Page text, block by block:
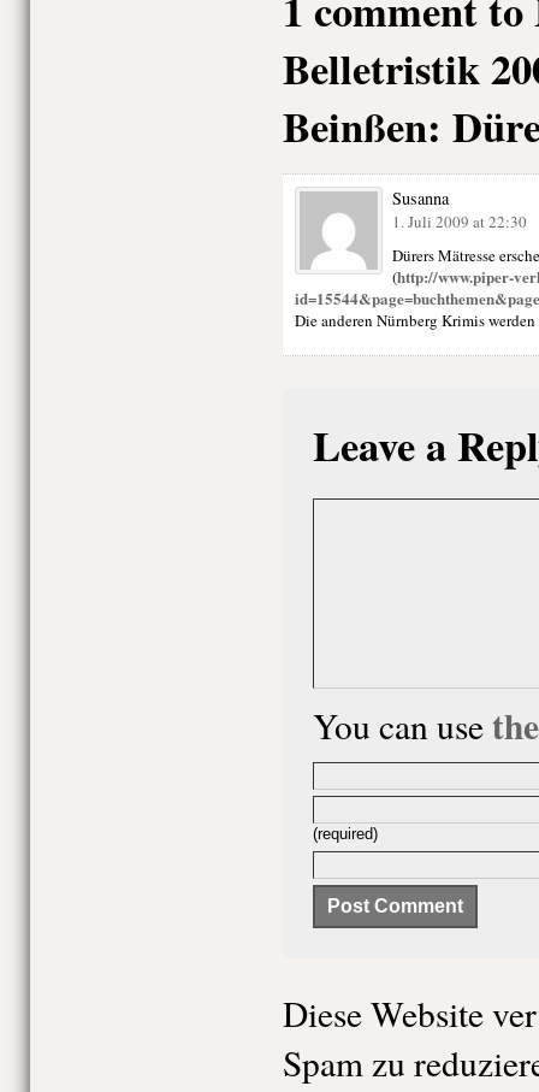
Belletristik
Beinßen:
Susanna
1. Juli 2009 at 22:30
Dürers Mätresse
(http://www.piper-
Die anderen Nürnberg Krimis
Leave a
You can use
(required)
Diese Website
Spam zu